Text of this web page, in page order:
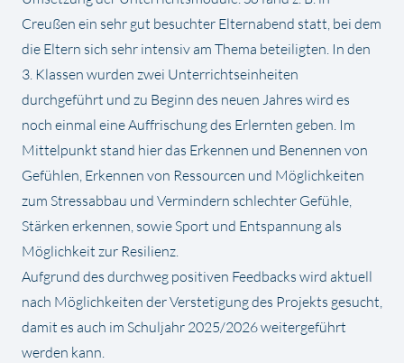
Creußen ein sehr gut besuchter Elternabend statt, bei dem
die Eltern sich sehr intensiv am Thema beteiligten. In den
3. Klassen wurden zwei Unterrichtseinheiten
durchgeführt und zu Beginn des neuen Jahres wird es
noch einmal eine Auffrischung des Erlernten geben. Im
Mittelpunkt stand hier das Erkennen und Benennen von
Gefühlen, Erkennen von Ressourcen und Möglichkeiten
zum Stressabbau und Vermindern schlechter Gefühle,
Stärken erkennen, sowie Sport und Entspannung als
Möglichkeit zur Resilienz.
Aufgrund des durchweg positiven Feedbacks wird aktuell
nach Möglichkeiten der Verstetigung des Projekts gesucht,
damit es auch im Schuljahr 2025/2026 weitergeführt
werden kann.